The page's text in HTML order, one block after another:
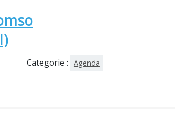
Categorie : Agenda